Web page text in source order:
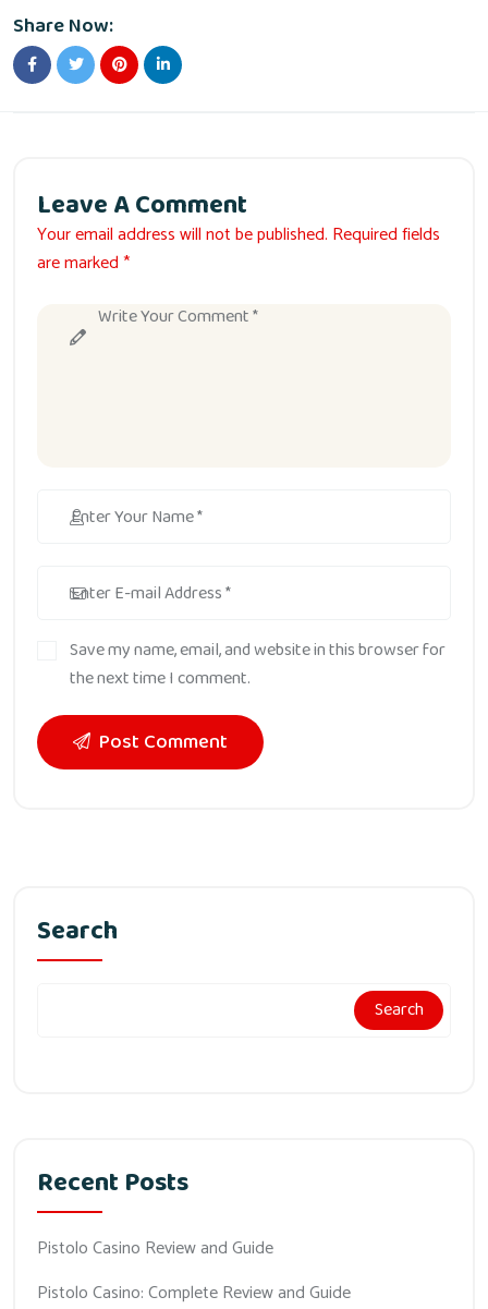
Share Now:
Leave A Comment
Your email address will not be published. Required fields
are marked *
Save my name, email, and website in this browser for
the next time I comment.
Post Comment
Search
Search
Recent Posts
Pistolo Casino Review and Guide
Pistolo Casino: Complete Review and Guide